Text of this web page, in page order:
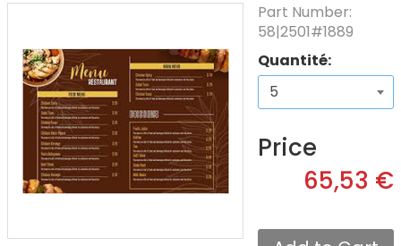
Part Number:
58|2501#1889
Quantité:
Price
65,53 €